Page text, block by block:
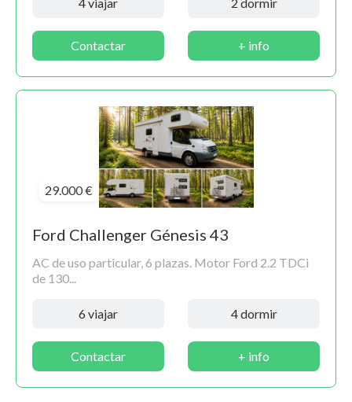
Contactar + info
29.000 €
Ford Challenger Génesis 43
AC de uso particular, 6 plazas. Motor Ford 2.2 TDCi
de 130...
6 viajar 4 dormir
Contactar + info